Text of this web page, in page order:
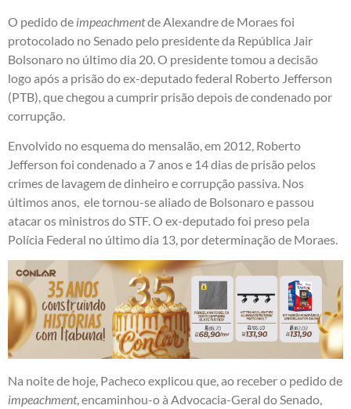
O pedido de impeachmentde Alexandre de Moraes foi
protocolado no Senado pelo presidente da República Jair
Bolsonaro no último dia 20. O presidente tomou a decisão
logo após a prisão do ex-deputado federal Roberto Jefferson
(PTB), que chegou a cumprir prisão depois de condenado por
corrupção.
Envolvido no esquema do mensalão, em 2012, Roberto
Jefferson foi condenado a 7 anos e 14 dias de prisão pelos
crimes de lavagem de dinheiro e corrupção passiva. Nos
últimos anos, ele tornou-se aliado de Bolsonaro e passou
atacar os ministros do STF. O ex-deputado foi preso pela
Polícia Federal no último dia 13, por determinação de Moraes.
Na noite de hoje, Pacheco explicou que, ao receber o pedido de
impeachment, encaminhou-o à Advocacia-Geral do Senado,